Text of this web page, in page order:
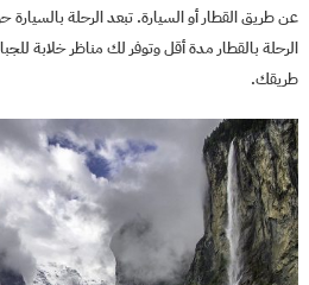
الرحلة بالقطار مدة أقل وتوفر لك مناظر خلابة
طريقك.